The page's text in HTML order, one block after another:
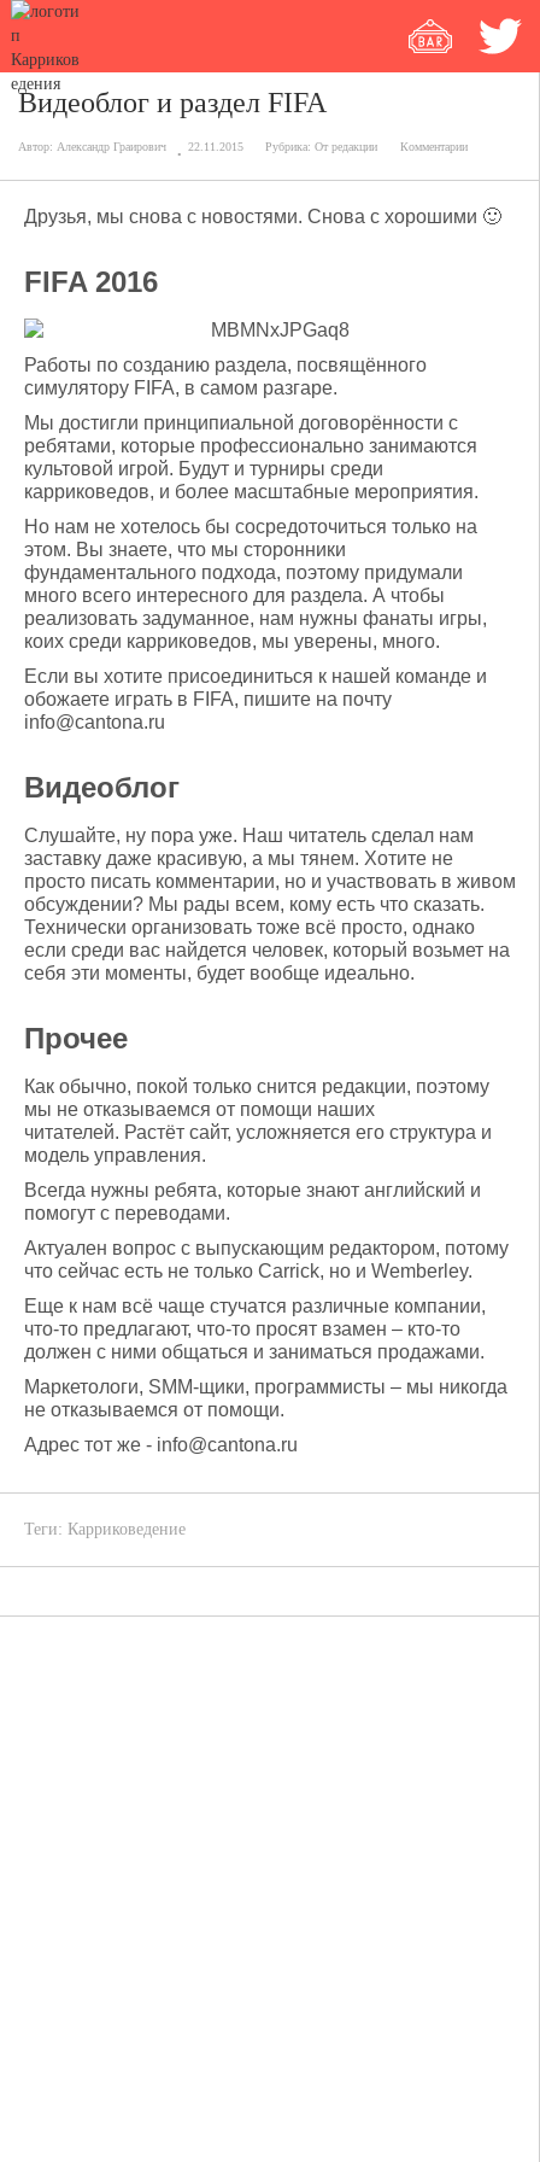
Видеоблог и раздел FIFA
Автор: Александр Граирович 22.11.2015 Рубрика: От редакции Комментарии
Друзья, мы снова с новостями. Снова с хорошими 🙂
FIFA 2016
Работы по созданию раздела, посвящённого
симулятору FIFA, в самом разгаре.
Мы достигли принципиальной договорённости с
ребятами, которые профессионально занимаются
культовой игрой. Будут и турниры среди
карриковедов, и более масштабные мероприятия.
Но нам не хотелось бы сосредоточиться только на
этом. Вы знаете, что мы сторонники
фундаментального подхода, поэтому придумали
много всего интересного для раздела. А чтобы
реализовать задуманное, нам нужны фанаты игры,
коих среди карриковедов, мы уверены, много.
Если вы хотите присоединиться к нашей команде и
обожаете играть в FIFA, пишите на почту
info@cantona.ru
Видеоблог
Слушайте, ну пора уже. Наш читатель сделал нам
заставку даже красивую, а мы тянем. Хотите не
просто писать комментарии, но и участвовать в живом
обсуждении? Мы рады всем, кому есть что сказать.
Технически организовать тоже всё просто, однако
если среди вас найдется человек, который возьмет на
себя эти моменты, будет вообще идеально.
Прочее
Как обычно, покой только снится редакции, поэтому
мы не отказываемся от помощи наших
читателей. Растёт сайт, усложняется его структура и
модель управления.
Всегда нужны ребята, которые знают английский и
помогут с переводами.
Актуален вопрос с выпускающим редактором, потому
что сейчас есть не только Carrick, но и Wemberley.
Еще к нам всё чаще стучатся различные компании,
что-то предлагают, что-то просят взамен – кто-то
должен с ними общаться и заниматься продажами.
Маркетологи, SMM-щики, программисты – мы никогда
не отказываемся от помощи.
Адрес тот же - info@cantona.ru
Теги: Карриковедение